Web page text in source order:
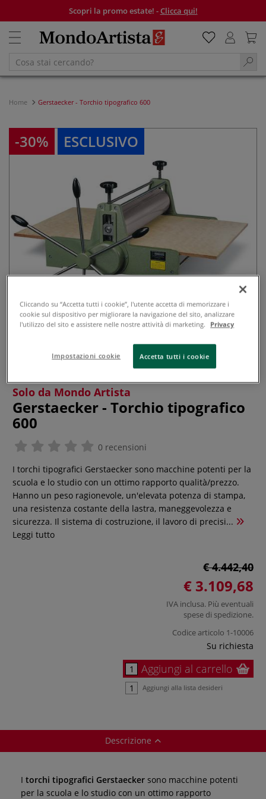
Scopri la promo estate! -Clicca qui!
Home Gerstaecker - Torchio tipografico 600
-30% ESCLUSIVO
Solo da Mondo Artista
Gerstaecker - Torchio tipografico
600
0 recensioni
I torchi tipografici Gerstaecker sono macchine potenti per la
scuola e lo studio con un ottimo rapporto qualità/prezzo.
Hanno un peso ragionevole, un'elevata potenza di stampa,
una resistenza costante della lastra, maneggevolezza e
sicurezza. Il sistema di costruzione, il lavoro di precisi...
Leggi tutto
€ 4.442,40
€ 3.109,68
IVA inclusa. Più eventuali
spese di spedizione.
Codice articolo 1-10006
Su richiesta
Aggiungi al carrello
Aggiungi alla lista desideri
Descrizione
I torchi tipografici Gerstaecker sono macchine potenti
per la scuola e lo studio con un ottimo rapporto
Cliccando su “Accetta tutti i cookie”, l'utente accetta di memorizzare i
cookie sul dispositivo per migliorare la navigazione del sito, analizzare
l'utilizzo del sito e assistere nelle nostre attività di marketing.
Privacy
Impostazioni cookie Accetta tutti i cookie